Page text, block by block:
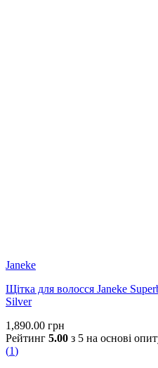
Janeke
Щітка для волосся Janeke
Silver
1,890.00 грн
Рейтинг 5.00 з 5 на основі
(1)